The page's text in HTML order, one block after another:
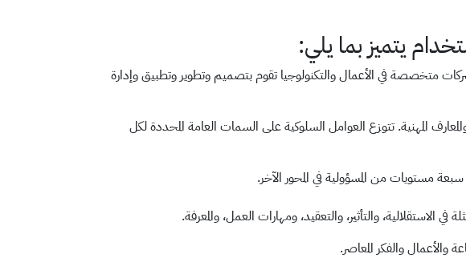
متخصصة في الأعمال والتكنولوجيا تقوم بتصميم وتطوير وتطبيق وإدارة
المهنية. تتوزع العوامل السلوكية على السمات العامة المحددة لكل
سبعة مستويات من المسؤولية في المحور الآخر.
والتأثير، والتعقيد، ومهارات العمل، والمعرفة.
والأعمال والفكر المعاصر.